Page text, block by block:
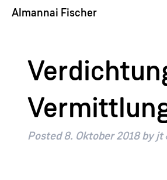
Almannai Fischer
Posted 8. Oktober 2018byjt